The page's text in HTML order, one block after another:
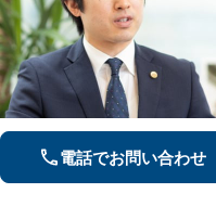
電話でお問い合わせ